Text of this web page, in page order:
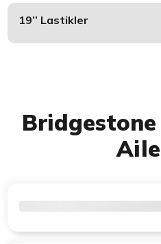
19’’ Lastikler